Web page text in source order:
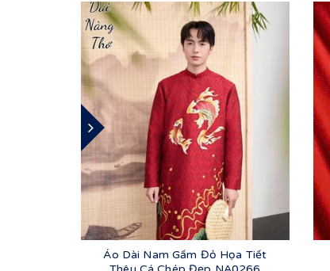
Áo Dài Nam Gấm Đỏ Họa Tiết